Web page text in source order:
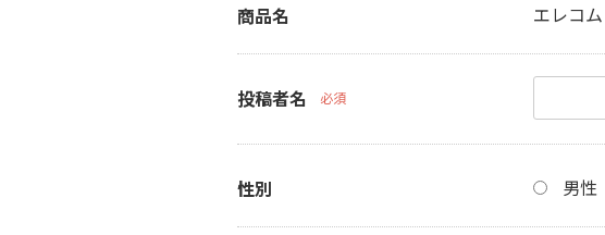
商品名 エレコ
投稿者名 必須
性別 男性